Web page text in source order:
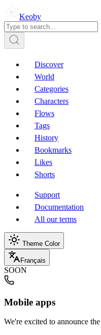
Keoby
Discover
World
Categories
Characters
Flows
Tags
History
Bookmarks
Likes
Shorts
Support
Documentation
All our terms
Theme Color
Français
SOON
Mobile apps
We're excited to announce